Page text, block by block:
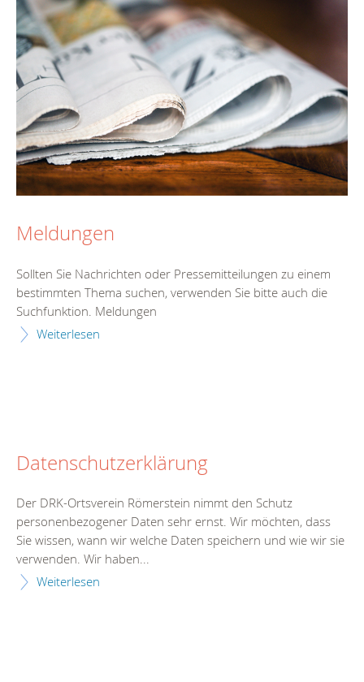
Meldungen
Sollten Sie Nachrichten oder Pressemitteilungen zu einem
bestimmten Thema suchen, verwenden Sie bitte auch die
Suchfunktion. Meldungen
Weiterlesen
Datenschutzerklärung
Der DRK-Ortsverein Römerstein nimmt den Schutz
personenbezogener Daten sehr ernst. Wir möchten, dass
Sie wissen, wann wir welche Daten speichern und wie wir sie
verwenden. Wir haben...
Weiterlesen